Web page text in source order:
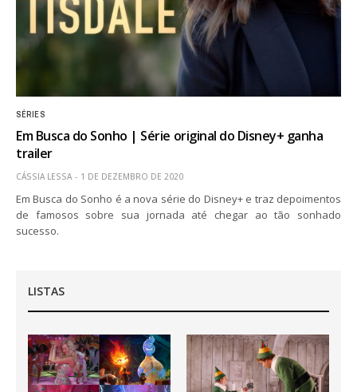
SÉRIES
Em Busca do Sonho | Série original do Disney+ ganha
trailer
CÁSSIA LESSA 1 DE DEZEMBRO DE 2020
Em Busca do Sonho é a nova série do Disney+ e traz depoimentos
de famosos sobre sua jornada até chegar ao tão sonhado
sucesso.
LISTAS